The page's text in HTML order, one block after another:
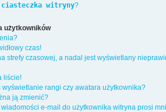
ciasteczka witryny?
użytkowników
czas!
strefy czasowej, a nadal jest wyświetlany
liście!
rangi czy awatara użytkownika?
ją zmienić?
wiadomości e-mail do użytkownika witryna prosi